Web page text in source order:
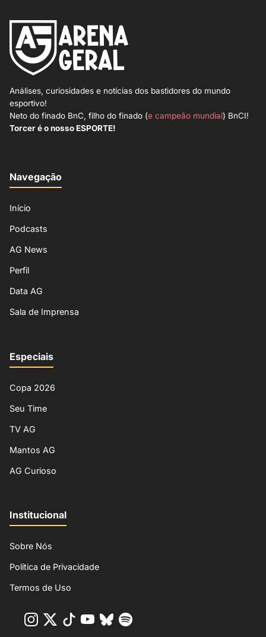
Análises, curiosidades e notícias dos bastidores do mundo
esportivo!
Neto do finado BnC, filho do finado (e campeão mundial) BnCI!
Torcer é o nosso ESPORTE!
Navegação
Início
Podcasts
AG News
Perfil
Data AG
Sala de Imprensa
Especiais
Copa 2026
Seu Time
TV AG
Mantos AG
AG Curioso
Institucional
Sobre Nós
Política de Privacidade
Termos de Uso